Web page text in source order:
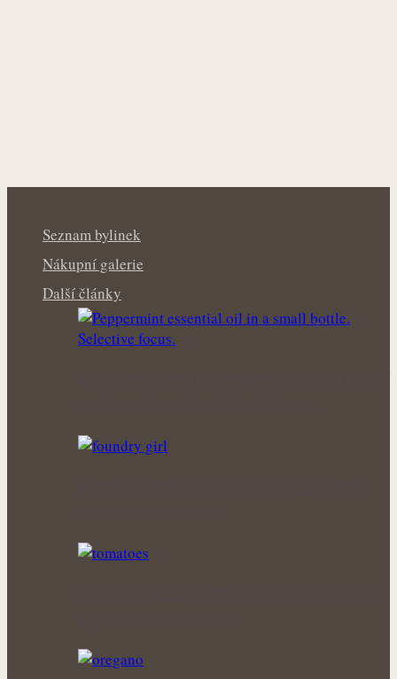
Seznam bylinek
Nákupní galerie
Další články